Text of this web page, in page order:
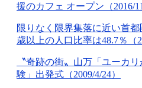
援のカフェ オープン（2016/
限りなく限界集落に近い首
歳以上の人口比率は48.7％（
〝奇跡の街〟山万「ユーカ
験」出発式（2009/4/24）